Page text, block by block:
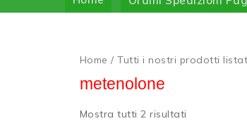
Home / Tutti i nostri prodotti
metenolone
Mostra tutti2 risultati